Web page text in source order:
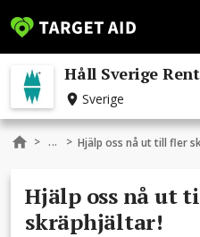
Håll Sverige Rent
Sverige
> ... > Hjälp oss nå ut till fler
Hjälp oss nå ut
skräphjältar!